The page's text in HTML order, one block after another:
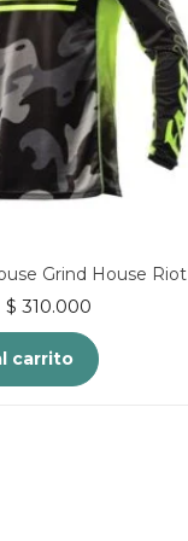
Grind House Riot
El
precio
original
era:
$ 310.000El
actual
es:
carrito